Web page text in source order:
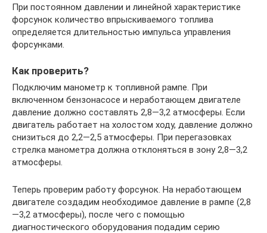
При постоянном давлении и линейной характеристике
форсунок количество впрыскиваемого топлива
определяется длительностью импульса управления
форсунками.
Как проверить?
Подключим манометр к топливной рампе. При
включенном бензонасосе и неработающем двигателе
давление должно составлять 2,8—3,2 атмосферы. Если
двигатель работает на холостом ходу, давление должно
снизиться до 2,2—2,5 атмосферы. При перегазовках
стрелка манометра должна отклоняться в зону 2,8—3,2
атмосферы.
Теперь проверим работу форсунок. На неработающем
двигателе создадим необходимое давление в рампе (2,8
—3,2 атмосферы), после чего с помощью
диагностического оборудования подадим серию